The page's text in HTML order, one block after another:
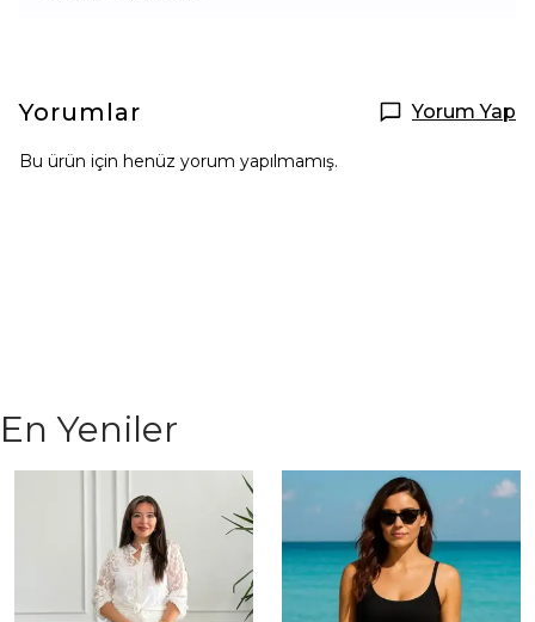
Yorumlar Yorum Yap
Bu ürün için henüz yorum yapılmamış.
En Yeniler